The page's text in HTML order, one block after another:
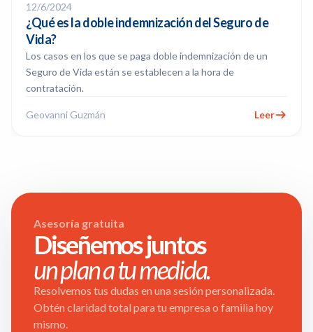
12/6/2024
¿Qué es la doble indemnización del Seguro de
Vida?
Los casos en los que se paga doble indemnización de un
Seguro de Vida están se establecen a la hora de
contratación.
Geovanni Guzmán Leer
Asesoría gratuita
Diseñemos juntos
un plan a tu medida.
Resolvemos tus dudas en una sesión personalizada.
Obtén claridad total para tu empresa o familia hoy
mismo.